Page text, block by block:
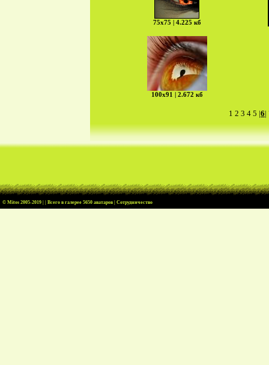
75х75 | 4.225 кб
100х91 | 2.672 кб
1 2 3 4 5 |6|
© Mitos 2005-2019 | | Всего в галерее 5650 аватаров | Cотрудничество